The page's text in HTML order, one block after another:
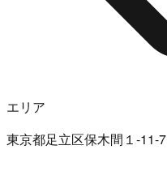
エリア
東京都足立区保木間１-11-7